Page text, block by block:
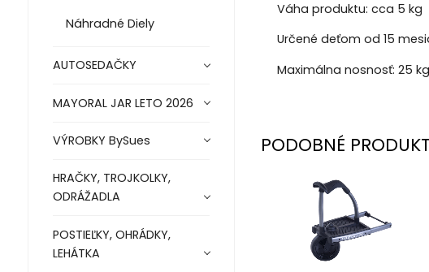
Náhradné Diely
AUTOSEDAČKY
MAYORAL JAR LETO 2026
VÝROBKY BySues
HRAČKY, TROJKOLKY,
ODRÁŽADLA
POSTIEĽKY, OHRÁDKY,
LEHÁTKA
Váha produktu: cca 5 kg
Určené deťom od 15
Maximálna nosnosť: 25 kg
PODOBNÉ